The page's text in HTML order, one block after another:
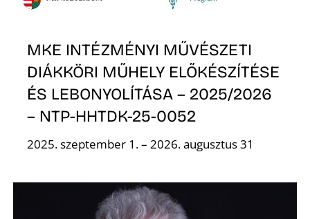
MKE INTÉZMÉNYI MŰVÉSZETI
DIÁKKÖRI MŰHELY ELŐKÉSZÍTÉSE
ÉS LEBONYOLÍTÁSA – 2025/2026
– NTP-HHTDK-25-0052
2025. szeptember 1. – 2026. augusztus 31